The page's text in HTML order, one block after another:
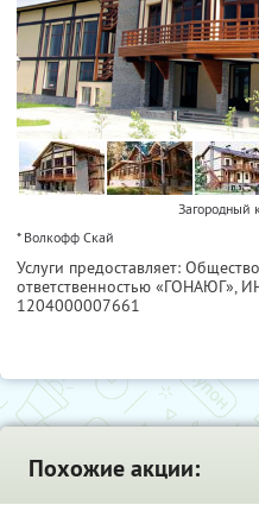
Загородный
* Волкофф Скай
Услуги предоставляет:
ответственностью «ГОНАЮГ»,
1204000007661
Похожие акции: